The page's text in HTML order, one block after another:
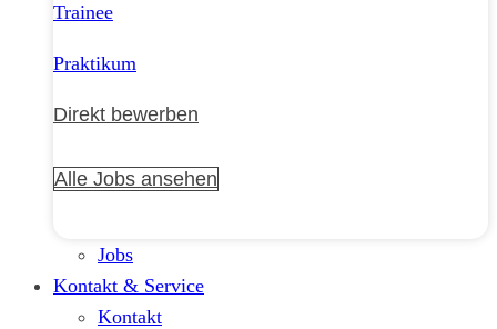
Trainee
Praktikum
Direkt bewerben
Alle Jobs ansehen
Jobs
Kontakt & Service
Kontakt